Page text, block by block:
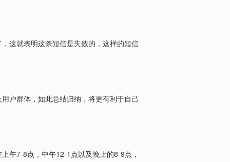
这就表明这条短信是失败的，这样的短信
户群体，如此总结归纳，将更有利于自己
上午7-8点，中午12-1 点以及晚上的8-9点，